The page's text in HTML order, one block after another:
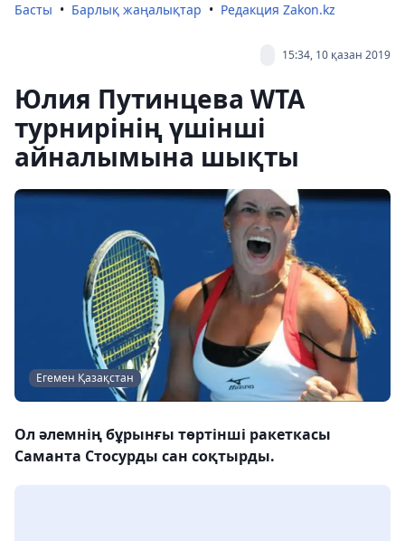
Басты Барлық жаңалықтар Редакция Zakon.kz
15:34, 10 қазан 2019
Юлия Путинцева WTA
турнирінің үшінші
айналымына шықты
Егемен Қазақстан
Ол әлемнің бұрынғы төртінші ракеткасы
Саманта Стосурды сан соқтырды.